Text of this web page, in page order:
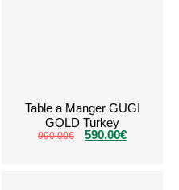
Table a Manger GUGI
GOLD Turkey
990.00€ 590.00€